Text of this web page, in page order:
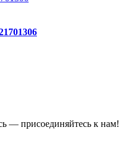
— присоединяйтесь к нам!